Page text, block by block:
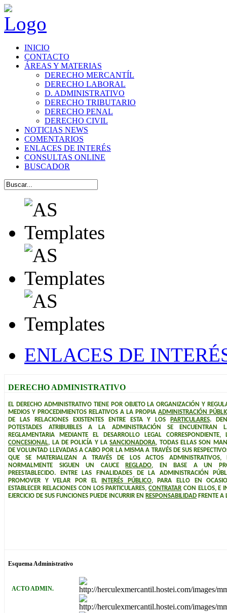
INICIO
CONTACTO
ÁREAS Y MATERIAS
DERECHO MERCANTÍL
DERECHO LABORAL
D. ADMINISTRATIVO
DERECHO TRIBUTARIO
DERECHO PENAL
DERECHO CIVIL
NOTICIAS NEWS
COMENTARIOS
ENLACES DE INTERÉS
CONSULTAS ONLINE
BUSCADOR
ENLACES DE
DERECHO ADMINISTRATIVO
EL DERECHO ADMINISTRATIVO TIENE POR OBJETO LA ORGANIZACIÓN Y
MEDIOS Y PROCEDIMIENTOS RELATIVOS A LA PROPIA ADMINISTRACIÓN
DE LAS RELACIONES EXISTENTES ENTRE ESTA Y LOS
PARTICULARES.
POTESTADES ATRIBUIBLES A LA ADMINISTRACIÓN SE ENCUENTRAN
REGLAMENTARIA MEDIANTE EL DESARROLLO LEGAL CORRESPONDIENTE,
CONCESIONAL, LA DE POLICÍA Y LASANCIONADORA, TODAS ELLAS SON
DE VOLUNTAD LLEVADAS A CABO POR LA MISMA A TRAVÉS DE SUS
QUE SE MATERIALIZAN A TRAVÉS DE LOS ACTOS ADMINISTRATIVOS,
NORMALMENTE SIGUEN UN CAUCE
REGLADO, EN BASE A UN
PREESTABLECIDO. ENTRE LAS FINALIDADES DE LA ADMINISTRACIÓN
PROMOVER Y VELAR POR EL
INTERÉS PÚBLICO, PARA ELLO EN
ESTABLECER RELACIONES CON LOS PARTICULARES,CONTRATAR CON ELLOS, E
EJERCICIO DE SUS FUNCIONES PUEDE INCURRIR EN RESPONSABILIDAD FRENTE
Esquema Administrativo
ACTO ADMIN.